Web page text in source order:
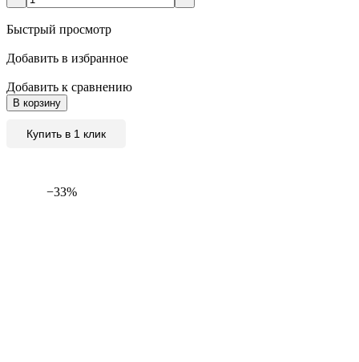
Быстрый просмотр
Добавить в избранное
Добавить к сравнению
В корзину
Купить в 1 клик
−33%